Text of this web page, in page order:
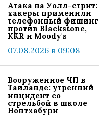
Атака на Уолл-стрит:
хакеры применили
телефонный фишинг
против Blackstone,
KKR и Moody's
07.08.2026 в 09:08
Вооруженное ЧП в
Таиланде: утренний
инцидент со
стрельбой в школе
Нонтхабури